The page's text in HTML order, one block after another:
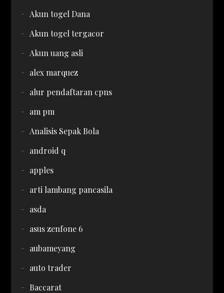
Akun togel Dana
Akun togel tergacor
Akun uang asli
alex marquez
alur pendaftaran cpns
am pm
Analisis Sepak Bola
android q
apples
arti lambang pancasila
asda
asus zenfone 6
aubameyang
auto trader
Baccarat